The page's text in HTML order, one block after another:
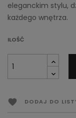
eleganckim stylu,
każdego wnętrza.
ILOŚĆ
 DODAJ DO